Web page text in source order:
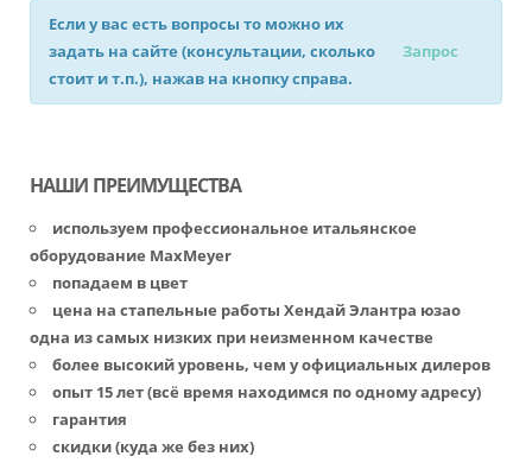
Если у вас есть вопросы то можно их
задать на сайте (консультации, сколько
стоит и т.п.), нажав на кнопку справа.
Запрос
НАШИ ПРЕИМУЩЕСТВА
используем профессиональное итальянское
оборудование MaxMeyer
попадаем в цвет
цена на стапельные работы Хендай Элантра юзао
одна из самых низких при неизменном качестве
более высокий уровень, чем у официальных дилеров
опыт 15 лет (всё время находимся по одному адресу)
гарантия
скидки (куда же без них)